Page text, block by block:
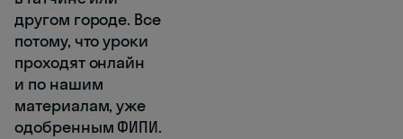
другом городе. Все
потому, что уроки
проходят онлайн
и по нашим
материалам, уже
одобренным ФИПИ.